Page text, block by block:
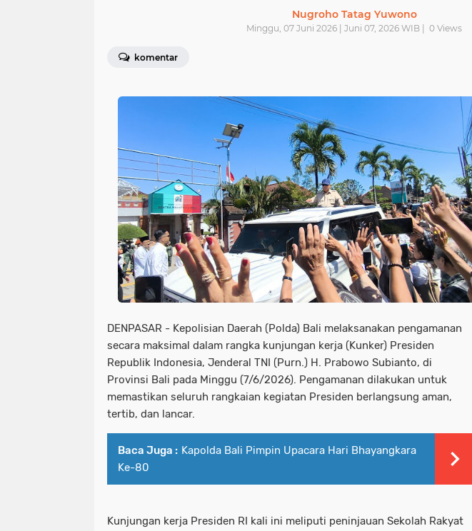
Nugroho Tatag Yuwono
Minggu, 07 Juni 2026 | Juni 07, 2026 WIB | 0 Views
komentar
DENPASAR - Kepolisian Daerah (Polda) Bali melaksanakan pengamanan
secara maksimal dalam rangka kunjungan kerja (Kunker) Presiden
Republik Indonesia, Jenderal TNI (Purn.) H. Prabowo Subianto, di
Provinsi Bali pada Minggu (7/6/2026). Pengamanan dilakukan untuk
memastikan seluruh rangkaian kegiatan Presiden berlangsung aman,
tertib, dan lancar.
Baca Juga : Kapolda Bali Pimpin Upacara Hari Bhayangkara
Ke-80
Kunjungan kerja Presiden RI kali ini meliputi peninjauan Sekolah Rakyat